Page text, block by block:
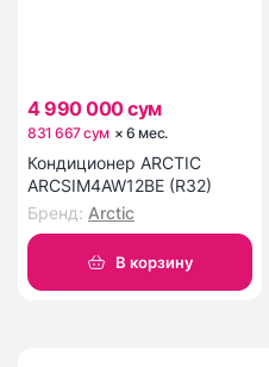
4 990 000 сум
831 667 сум ×6 мес.
Кондиционер ARCTIC
ARCSIM4AW12BE (R32)
Бренд: Arctic
В корзину